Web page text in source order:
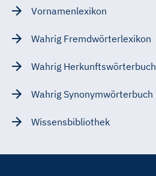
Vornamenlexikon
Wahrig Fremdwörterlexikon
Wahrig Herkunftswörterbuch
Wahrig Synonymwörterbuch
Wissensbibliothek